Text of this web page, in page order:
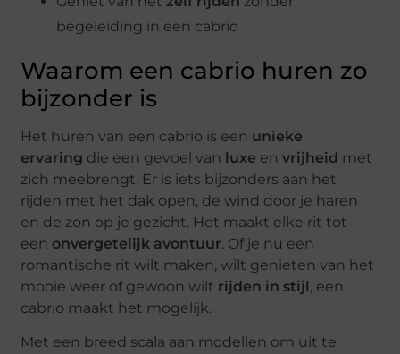
begeleiding in een cabrio
Waarom een cabrio huren zo
bijzonder is
Het huren van een cabrio is een unieke
ervaring die een gevoel van luxe envrijheid met
zich meebrengt. Er is iets bijzonders aan het
rijden met het dak open, de wind door je haren
en de zon op je gezicht. Het maakt elke rit tot
een onvergetelijk avontuur. Of je nu een
romantische rit wilt maken, wilt genieten van het
mooie weer of gewoon wilt rijden in stijl, een
cabrio maakt het mogelijk.
Met een breed scala aan modellen om uit te